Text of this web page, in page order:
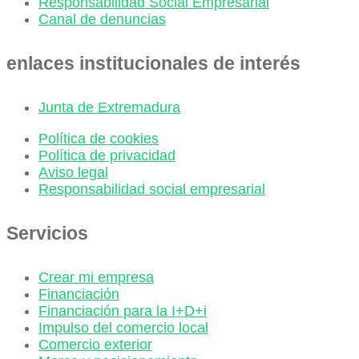
Canal de denuncias
enlaces institucionales de interés
Junta de Extremadura
Política de cookies
Política de privacidad
Aviso legal
Responsabilidad social empresarial
Servicios
Crear mi empresa
Financiación
Financiación para la I+D+i
Impulso del comercio local
Comercio exterior